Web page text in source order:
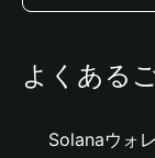
よくある
Solanaウォ